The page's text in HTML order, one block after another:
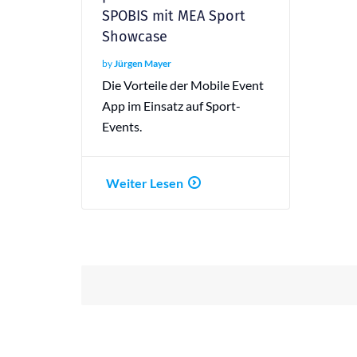
SPOBIS mit MEA Sport
Showcase
by Jürgen Mayer
Die Vorteile der Mobile Event
App im Einsatz auf Sport-
Events.
Weiter Lesen